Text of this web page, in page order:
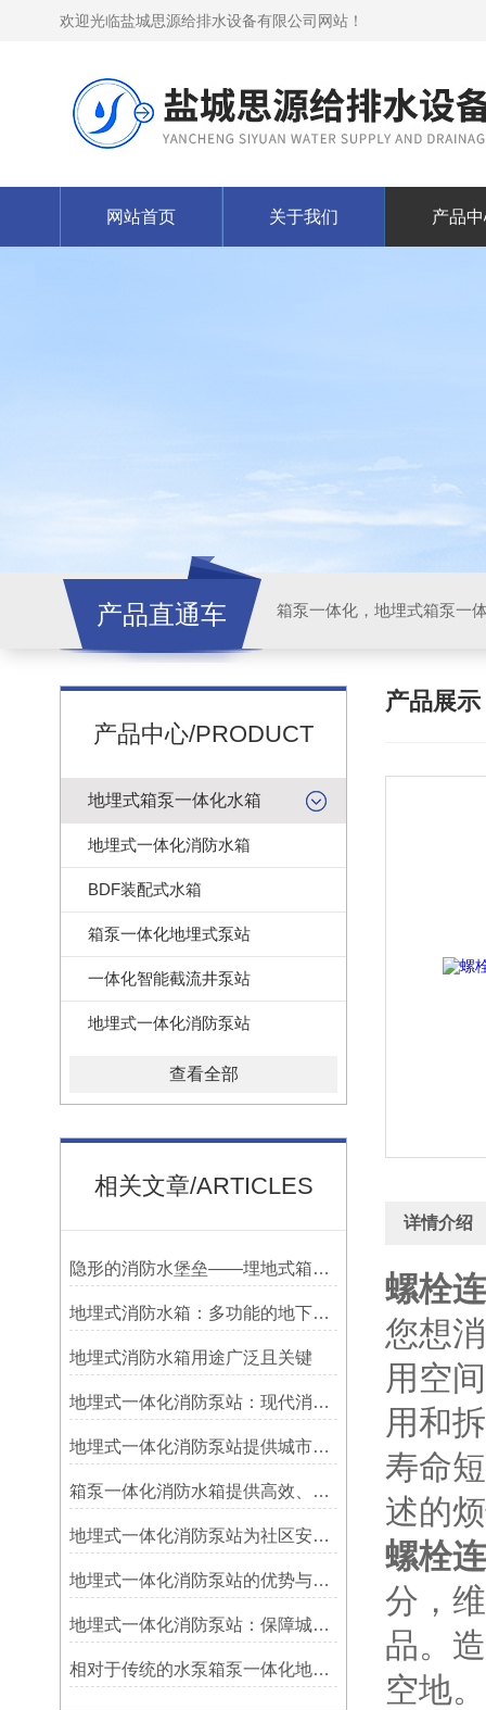
欢迎光临盐城思源给排水设备有限公司网站！
网站首页 关于我们 产品
产品直通车
产品中心/PRODUCT
地埋式箱泵一体化水箱
地埋式一体化消防水箱
BDF装配式水箱
箱泵一体化地埋式泵站
一体化智能截流井泵站
地埋式一体化消防泵站
查看全部
相关文章/ARTICLES
隐形的消防水堡垒——埋地式箱泵一体化消防水箱的地下空间利用
地埋式消防水箱：多功能的地下守护者
地埋式消防水箱用途广泛且关键
地埋式一体化消防泵站：现代消防设施的创新解决方案
地埋式一体化消防泵站提供城市消防给水的现代解决方案
箱泵一体化消防水箱提供高效、安全、灵活的消防解决方案
地埋式一体化消防泵站为社区安全保驾护航
地埋式一体化消防泵站的优势与展望
地埋式一体化消防泵站：保障城市安全的先锋力量
相对于传统的水泵箱泵一体化地埋式泵站具有以下优点
产品展示
详情介绍
螺栓
您想
用空
用和
寿命
述的
螺栓
分，
品。
空地